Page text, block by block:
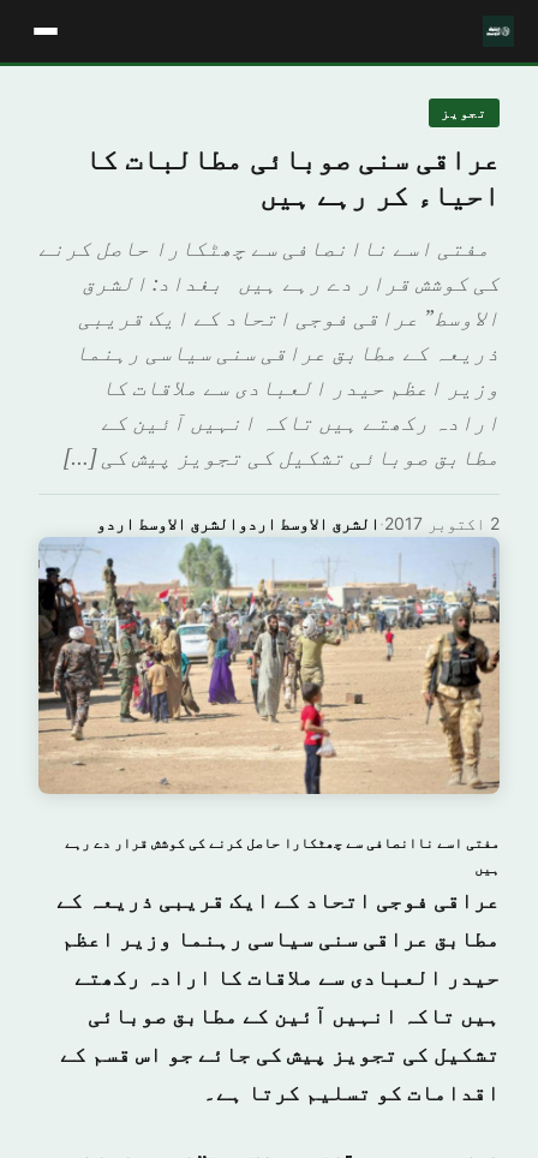
تجویز
عراقی سنی صوبائی مطالبات کا
احیاء کر رہے ہیں
مفتی اسے ناانصافی سے چھٹکارا حاصل کرنے
کی کوشش قرار دے رہے ہیں بغداد: الشرق
الاوسط” عراقی فوجی اتحاد کے ایک قریبی
ذریعہ کے مطابق عراقی سنی سیاسی رہنما
وزیر اعظم حیدر العبادی سے ملاقات کا
ارادہ رکھتے ہیں تاکہ انہیں آئین کے
مطابق صوبائی تشکیل کی تجویز پیش کی […]
الشرق الاوسط اردوالشرق الاوسط اردو · 2 اکتوبر 2017
مفتی اسے ناانصافی سے چھٹکارا حاصل کرنے کی کوشش قرار دے رہے
ہیں
عراقی فوجی اتحاد کے ایک قریبی ذریعہ کے
مطابق عراقی سنی سیاسی رہنما وزیر اعظم
حیدر العبادی سے ملاقات کا ارادہ رکھتے
ہیں تاکہ انہیں آئین کے مطابق صوبائی
تشکیل کی تجویز پیش کی جائے جو اس قسم کے
اقدامات کو تسلیم کرتا ہے۔